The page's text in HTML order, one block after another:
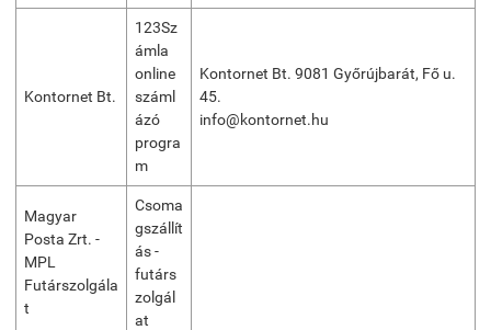
Kontornet Bt.
123Sz
ámla
online
száml
ázó
progra
m
Kontornet Bt. 9081 Győrújbarát, Fő u.
45.
info@kontornet.hu
Magyar
Posta Zrt. -
MPL
Futárszolgála
t
Csoma
gszállít
ás -
futárs
zolgál
at